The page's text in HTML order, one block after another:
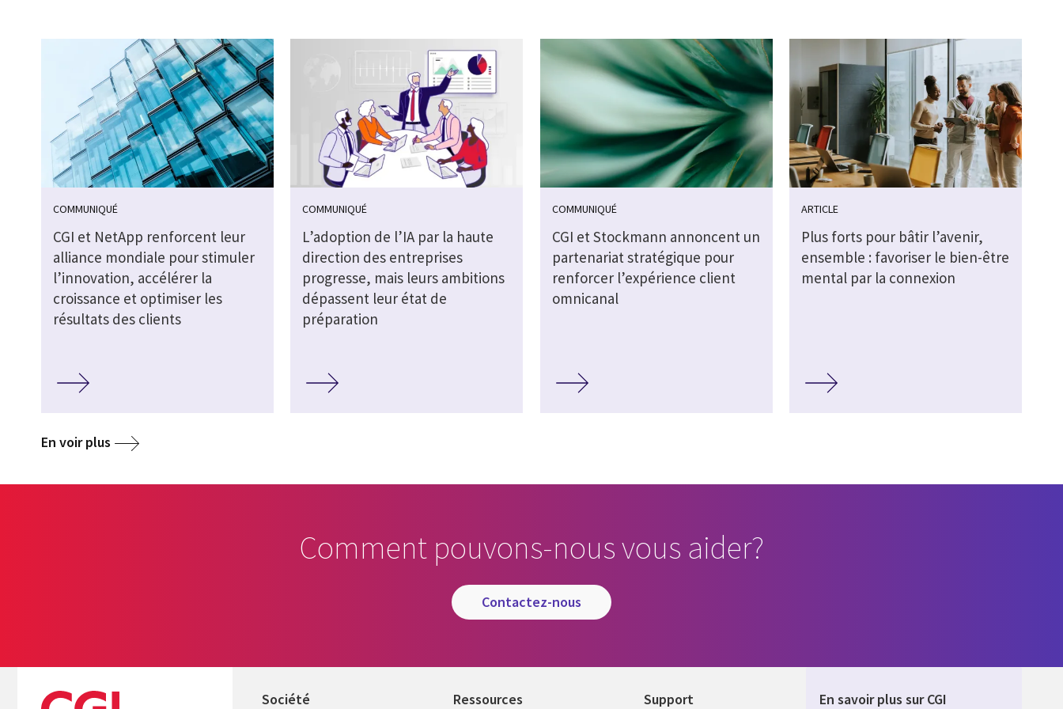
COMMUNIQUÉ
CGI et NetApp renforcent leur
alliance mondiale pour stimuler
l’innovation, accélérer la
croissance et optimiser les
résultats des clients
COMMUNIQUÉ
L’adoption de l’IA par la haute
direction des entreprises
progresse, mais leurs ambitions
dépassent leur état de
préparation
COMMUNIQUÉ
CGI et Stockmann annoncent un
partenariat stratégique pour
renforcer l’expérience client
omnicanal
ARTICLE
Plus forts pour bâtir l’avenir,
ensemble : favoriser le bien-être
mental par la connexion
En voir plus
Comment pouvons-nous vous aider?
contactez-nous
Société Ressources Support En savoir plus sur CGI